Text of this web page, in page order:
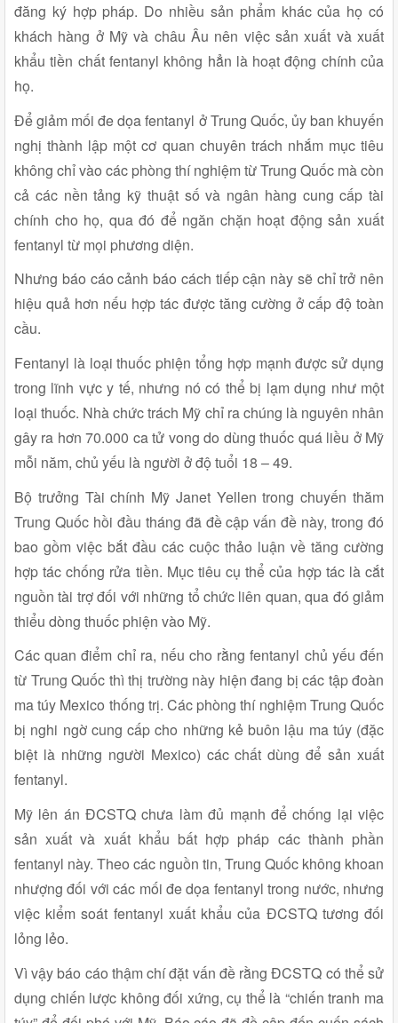
đăng ký hợp pháp. Do nhiều sản phẩm khác của họ có
khách hàng ở Mỹ và châu Âu nên việc sản xuất và xuất
khẩu tiền chất fentanyl không hẳn là hoạt động chính của
họ.
Để giảm mối đe dọa fentanyl ở Trung Quốc, ủy ban khuyến
nghị thành lập một cơ quan chuyên trách nhắm mục tiêu
không chỉ vào các phòng thí nghiệm từ Trung Quốc mà còn
cả các nền tảng kỹ thuật số và ngân hàng cung cấp tài
chính cho họ, qua đó để ngăn chặn hoạt động sản xuất
fentanyl từ mọi phương diện.
Nhưng báo cáo cảnh báo cách tiếp cận này sẽ chỉ trở nên
hiệu quả hơn nếu hợp tác được tăng cường ở cấp độ toàn
cầu.
Fentanyl là loại thuốc phiện tổng hợp mạnh được sử dụng
trong lĩnh vực y tế, nhưng nó có thể bị lạm dụng như một
loại thuốc. Nhà chức trách Mỹ chỉ ra chúng là nguyên nhân
gây ra hơn 70.000 ca tử vong do dùng thuốc quá liều ở Mỹ
mỗi năm, chủ yếu là người ở độ tuổi 18 – 49.
Bộ trưởng Tài chính Mỹ Janet Yellen trong chuyến thăm
Trung Quốc hồi đầu tháng đã đề cập vấn đề này, trong đó
bao gồm việc bắt đầu các cuộc thảo luận về tăng cường
hợp tác chống rửa tiền. Mục tiêu cụ thể của hợp tác là cắt
nguồn tài trợ đối với những tổ chức liên quan, qua đó giảm
thiểu dòng thuốc phiện vào Mỹ.
Các quan điểm chỉ ra, nếu cho rằng fentanyl chủ yếu đến
từ Trung Quốc thì thị trường này hiện đang bị các tập đoàn
ma túy Mexico thống trị. Các phòng thí nghiệm Trung Quốc
bị nghi ngờ cung cấp cho những kẻ buôn lậu ma túy (đặc
biệt là những người Mexico) các chất dùng để sản xuất
fentanyl.
Mỹ lên án ĐCSTQ chưa làm đủ mạnh để chống lại việc
sản xuất và xuất khẩu bất hợp pháp các thành phần
fentanyl này. Theo các nguồn tin, Trung Quốc không khoan
nhượng đối với các mối đe dọa fentanyl trong nước, nhưng
việc kiểm soát fentanyl xuất khẩu của ĐCSTQ tương đối
lỏng lẻo.
Vì vậy báo cáo thậm chí đặt vấn đề rằng ĐCSTQ có thể sử
dụng chiến lược không đối xứng, cụ thể là “chiến tranh ma